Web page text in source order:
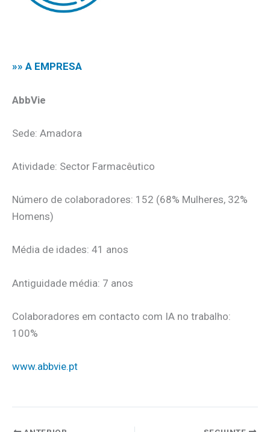
»» A EMPRESA
AbbVie
Sede: Amadora
Atividade: Sector Farmacêutico
Número de colaboradores: 152 (68% Mulheres, 32%
Homens)
Média de idades: 41 anos
Antiguidade média: 7 anos
Colaboradores em contacto com IA no trabalho:
100%
www.abbvie.pt